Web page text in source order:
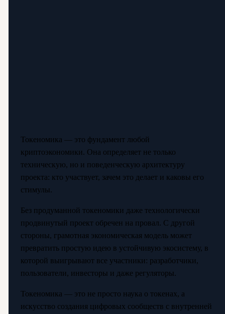
Токеномика — это фундамент любой
криптоэкономики. Она определяет не только
техническую, но и поведенческую архитектуру
проекта: кто участвует, зачем это делает и каковы его
стимулы.
Без продуманной токеномики даже технологически
продвинутый проект обречен на провал. С другой
стороны, грамотная экономическая модель может
превратить простую идею в устойчивую экосистему, в
которой выигрывают все участники: разработчики,
пользователи, инвесторы и даже регуляторы.
Токеномика — это не просто наука о токенах, а
искусство создания цифровых сообществ с внутренней